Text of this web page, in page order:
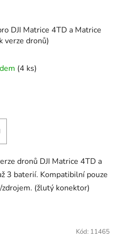
DJI Matrice 4TD a Matrice
verze dronů)
(4 ks)
dronů DJI Matrice 4TD a
3 baterií. Kompatibilní pouze
(žlutý konektor)
Kód: 11465